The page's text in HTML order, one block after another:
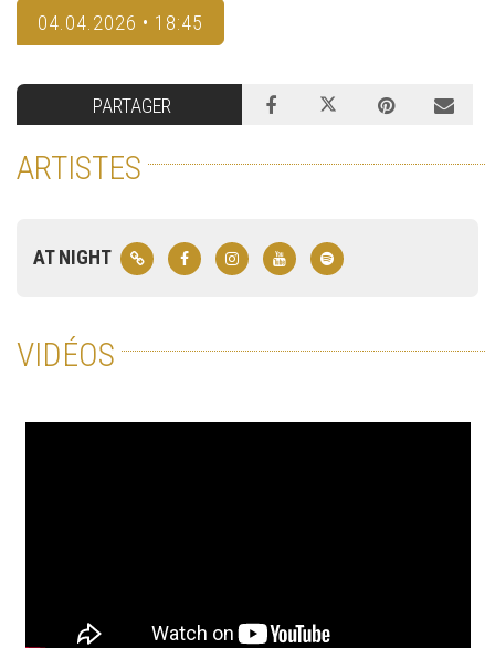
04.04.2026 • 18:45
PARTAGER
ARTISTES
AT NIGHT
VIDÉOS